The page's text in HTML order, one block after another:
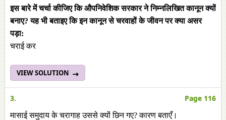
इस बारे में चर्चा कीजिए कि औपनिवेशिक सरकार ने निम्नलिखित कानून क्यों
बनाए? यह भी बताइए कि इन कानून से चरवाहों के जीवन पर क्या असर
पड़ा:
चराई कर
VIEW SOLUTION
3. Page 116
मासाई समुदाय के चरागाह उससे क्यों छिन गए? कारण बताएँ।